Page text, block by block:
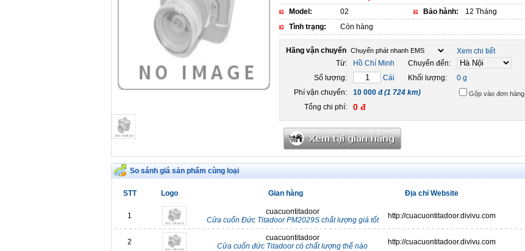
Model: 02 Bảo hành:
12 Tháng
Tình trạng:
Còn hàng
Hãng vận chuyển
Xem chi tiết
Từ:
Hồ Chí Minh
Chuyển đến:
Số lượng:
Cái Khối lượng:
0 g
Phí vận chuyển:
10 000 đ(1 724 km) Gộp vào đơn hàng
Tổng chi phí: 0 đ
So sánh giá sản phẩm cùng loại
STT Logo Gian hàng Địa chỉ Website
1
cuacuontitadoor
Cửa cuốn Đức Titadoor PM2029S chất lượng giá tốt
http://cuacuontitadoor.divivu.com
2
cuacuontitadoor
Cửa cuốn đức Titadoor có chất lượng thế nào
http://cuacuontitadoor.divivu.com